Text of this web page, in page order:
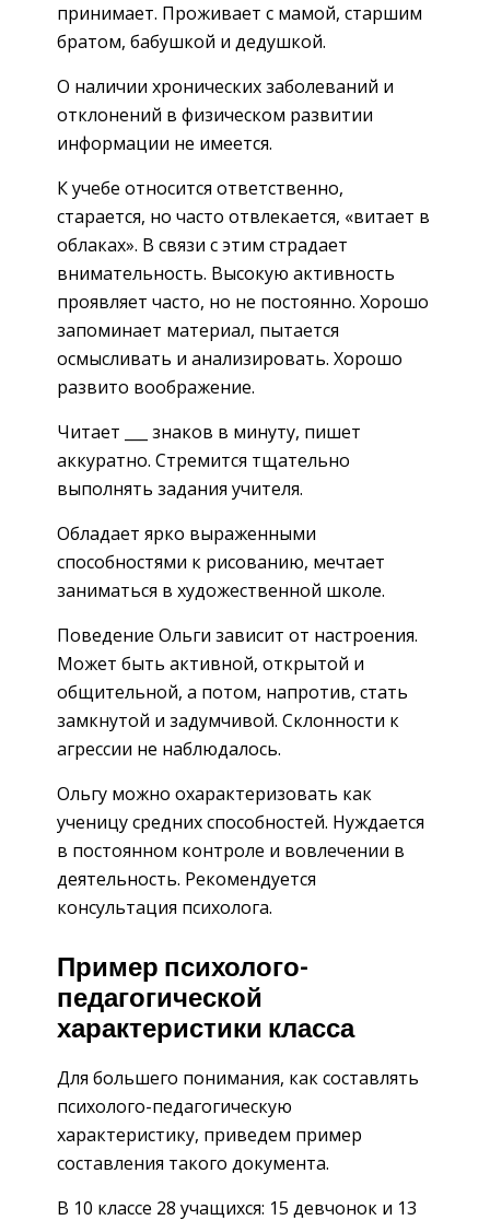
принимает. Проживает с мамой, старшим
братом, бабушкой и дедушкой.
О наличии хронических заболеваний и
отклонений в физическом развитии
информации не имеется.
К учебе относится ответственно,
старается, но часто отвлекается, «витает в
облаках». В связи с этим страдает
внимательность. Высокую активность
проявляет часто, но не постоянно. Хорошо
запоминает материал, пытается
осмысливать и анализировать. Хорошо
развито воображение.
Читает ___ знаков в минуту, пишет
аккуратно. Стремится тщательно
выполнять задания учителя.
Обладает ярко выраженными
способностями к рисованию, мечтает
заниматься в художественной школе.
Поведение Ольги зависит от настроения.
Может быть активной, открытой и
общительной, а потом, напротив, стать
замкнутой и задумчивой. Склонности к
агрессии не наблюдалось.
Ольгу можно охарактеризовать как
ученицу средних способностей. Нуждается
в постоянном контроле и вовлечении в
деятельность. Рекомендуется
консультация психолога.
Пример психолого-
педагогической
характеристики класса
Для большего понимания, как составлять
психолого-педагогическую
характеристику, приведем пример
составления такого документа.
В 10 классе 28 учащихся: 15 девчонок и 13